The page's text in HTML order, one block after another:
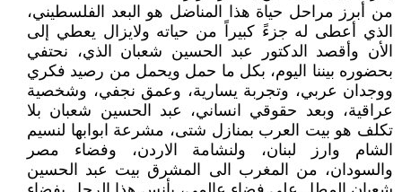
من أبرز مراحل حياة هذا المناضل هو البعد الفلسطيني،
الذي أعطى له جزءً كبيراً من حياته ولايزال يعطي إلى
الأن وأقصد الدكتور عبد الحسين شعبان الذي، نحتفي
بحضوره بيننا اليوم، بكل ما حمل ويحمل من رصيد فكري
ووجدان عربي، وتجربة يسارية، وعمق نجفي، وشخصية
عراقية، وبعد حقوقي انساني، عبد الحسين شعبان بلا
تكلف هو بيت العرب بمنازل شتى، مشرعة ابوابها لنسيم
الشام وارز لبنان، ولنشامة الاردن، وفضاء مصر
والسودان، من المغرب الى المشرق بيت عبد الحسين